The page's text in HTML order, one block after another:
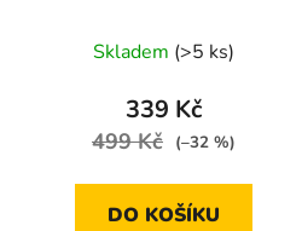
jednu postel
Skladem (>5 ks)
339 Kč
499 Kč (–32 %)
DO KOŠÍKU